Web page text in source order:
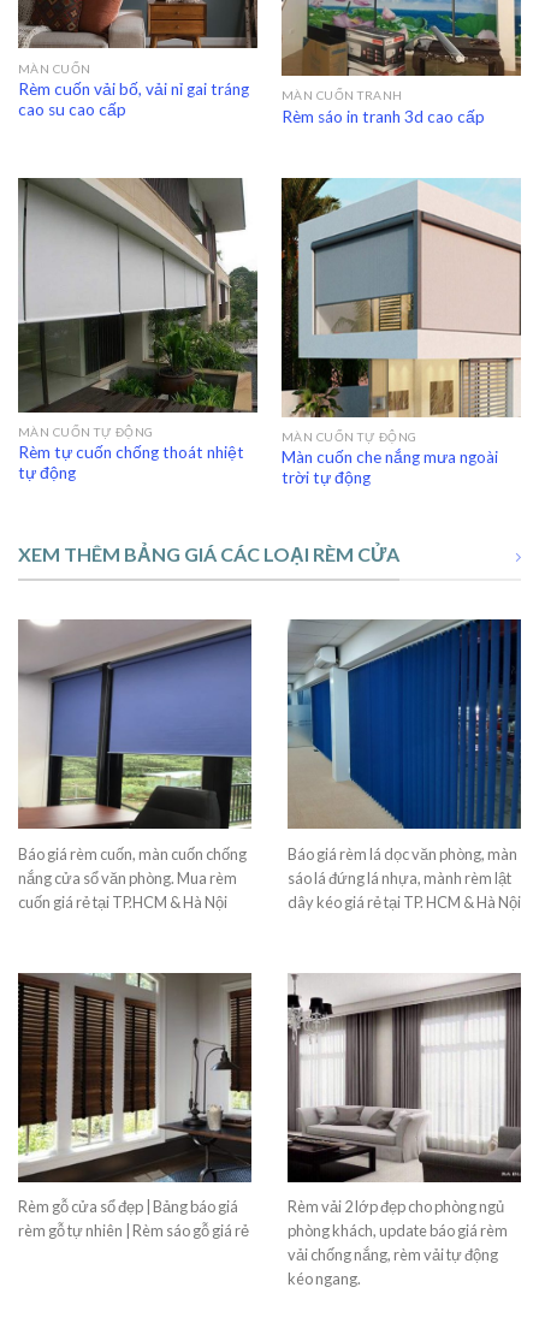
MÀN CUỐN
Rèm cuốn vải bố, vải nỉ gai tráng
cao su cao cấp
MÀN CUỐN TRANH
Rèm sáo in tranh 3d cao cấp
MÀN CUỐN TỰ ĐỘNG
Rèm tự cuốn chống thoát nhiệt
tự động
MÀN CUỐN TỰ ĐỘNG
Màn cuốn che nắng mưa ngoài
trời tự động
XEM THÊM BẢNG GIÁ CÁC LOẠI RÈM CỬA
Báo giá rèm cuốn, màn cuốn chống
nắng cửa sổ văn phòng. Mua rèm
cuốn giá rẻ tại TP.HCM & Hà Nội
Báo giá rèm lá dọc văn phòng, màn
sáo lá đứng lá nhựa, mành rèm lật
dây kéo giá rẻ tại TP. HCM & Hà Nội
Rèm gỗ cửa sổ đẹp | Bảng báo giá
rèm gỗ tự nhiên | Rèm sáo gỗ giá rẻ
Rèm vải 2 lớp đẹp cho phòng ngủ
phòng khách, update báo giá rèm
vải chống nắng, rèm vải tự động
kéo ngang.